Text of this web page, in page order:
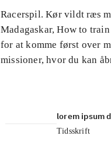
Racerspil. Kør vildt ræs
Madagaskar, How to
for at komme først over
missioner, hvor du kan
lorem ipsum
Tidsskrift